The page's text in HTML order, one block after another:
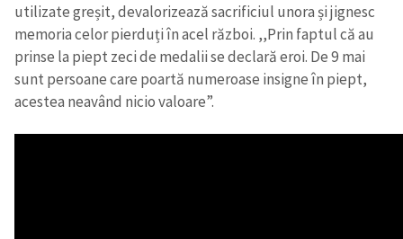
utilizate greșit, devalorizează sacrificiul unora și jignesc
memoria celor pierduți în acel război. ,,Prin faptul că au
prinse la piept zeci de medalii se declară eroi. De 9 mai
sunt persoane care poartă numeroase insigne în piept,
acestea neavând nicio valoare”.